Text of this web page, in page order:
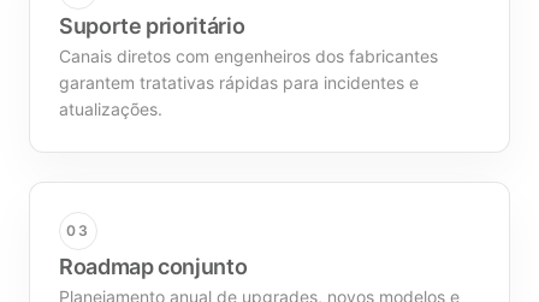
Suporte prioritário
Canais diretos com engenheiros dos fabricantes
garantem tratativas rápidas para incidentes e
atualizações.
03
Roadmap conjunto
Planejamento anual de upgrades, novos modelos e